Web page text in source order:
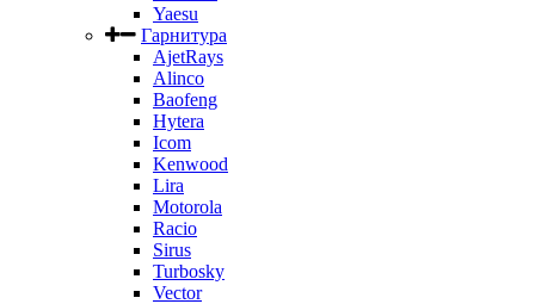
Yaesu
Гарнитура
AjetRays
Alinco
Baofeng
Hytera
Icom
Kenwood
Lira
Motorola
Racio
Sirus
Turbosky
Vector